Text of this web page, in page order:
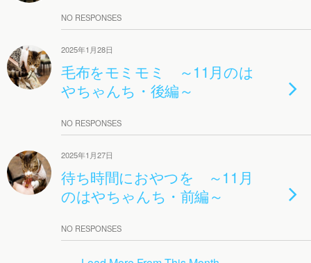
NO RESPONSES
2025年1月28日
毛布をモミモミ ～11月のは
やちゃんち・後編～
NO RESPONSES
2025年1月27日
待ち時間におやつを ～11月
のはやちゃんち・前編～
NO RESPONSES